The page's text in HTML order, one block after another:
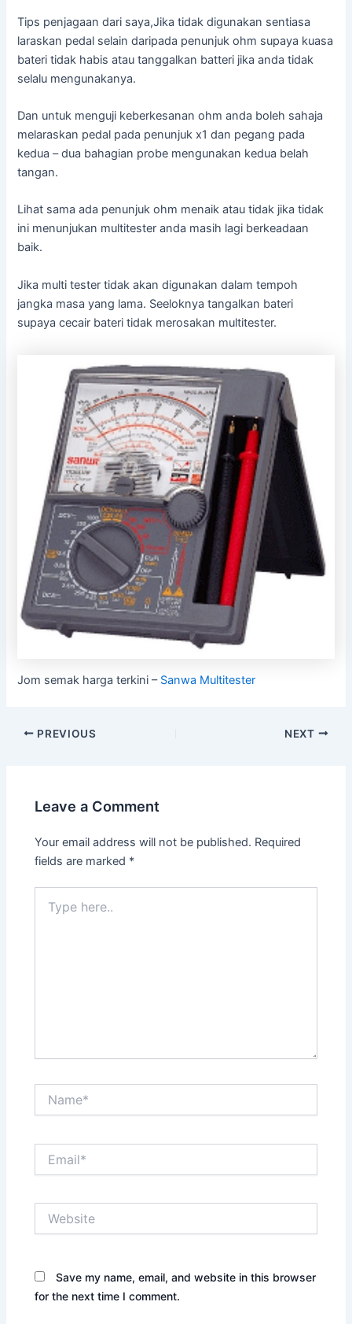
Tips penjagaan dari saya,Jika tidak digunakan sentiasa
laraskan pedal selain daripada penunjuk ohm supaya kuasa
bateri tidak habis atau tanggalkan batteri jika anda tidak
selalu mengunakanya.
Dan untuk menguji keberkesanan ohm anda boleh sahaja
melaraskan pedal pada penunjuk x1 dan pegang pada
kedua – dua bahagian probe mengunakan kedua belah
tangan.
Lihat sama ada penunjuk ohm menaik atau tidak jika tidak
ini menunjukan multitester anda masih lagi berkeadaan
baik.
Jika multi tester tidak akan digunakan dalam tempoh
jangka masa yang lama. Seeloknya tangalkan bateri
supaya cecair bateri tidak merosakan multitester.
Jom semak harga terkini – Sanwa Multitester
PREVIOUS NEXT
Leave a Comment
Your email address will not be published. Required
fields are marked *
here..
Save my name, email, and website in this browser
for the next time I comment.